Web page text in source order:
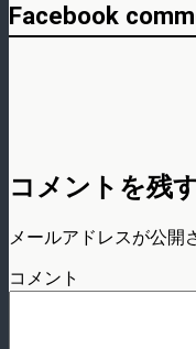
Facebook
コメントを残
メールアドレスが公開
コメント